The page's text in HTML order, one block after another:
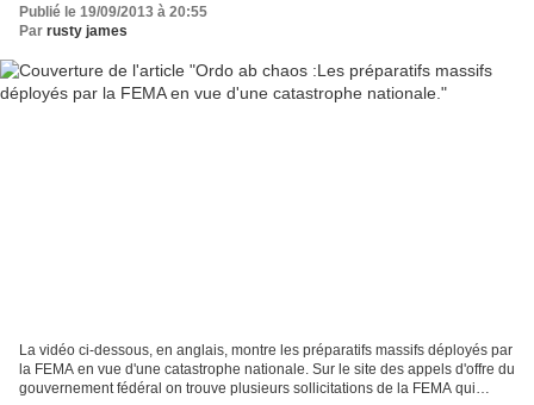
Publié le 19/09/2013 à 20:55
Par rusty james
La vidéo ci-dessous, en anglais, montre les préparatifs massifs déployés par
la FEMA en vue d'une catastrophe nationale. Sur le site des appels d'offre du
gouvernement fédéral on trouve plusieurs sollicitations de la FEMA qui